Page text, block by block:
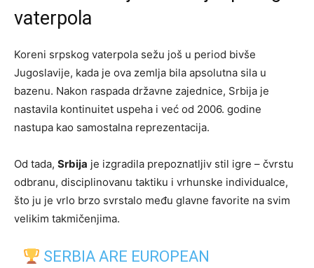
vaterpola
Koreni srpskog vaterpola sežu još u period bivše
Jugoslavije, kada je ova zemlja bila apsolutna sila u
bazenu. Nakon raspada državne zajednice, Srbija je
nastavila kontinuitet uspeha i već od 2006. godine
nastupa kao samostalna reprezentacija.
Od tada, Srbija je izgradila prepoznatljiv stil igre – čvrstu
odbranu, disciplinovanu taktiku i vrhunske individualce,
što ju je vrlo brzo svrstalo među glavne favorite na svim
velikim takmičenjima.
SERBIA ARE EUROPEAN